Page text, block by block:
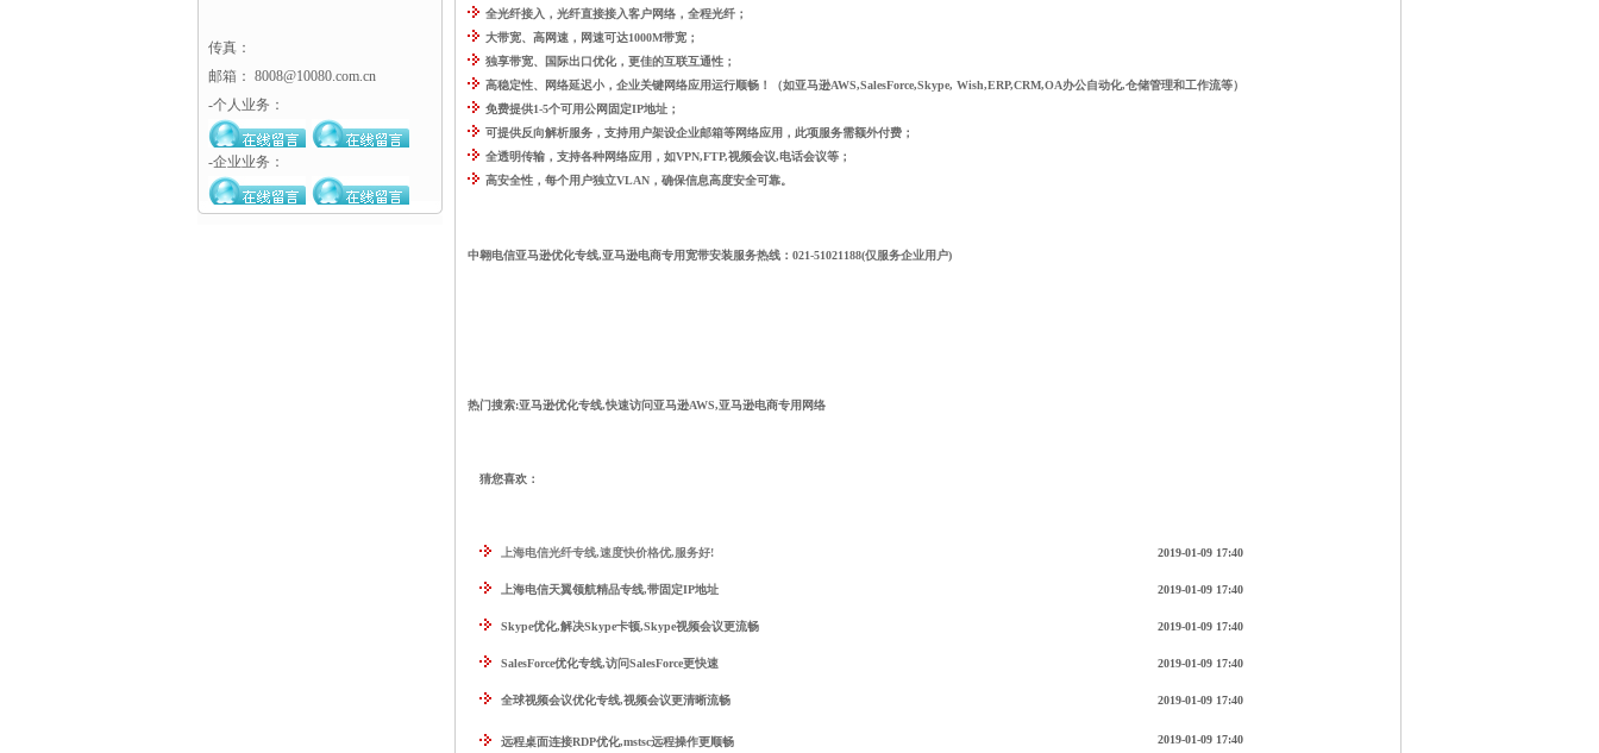
传真：
邮箱： 8008@10080.com.cn
-个人业务：
-企业业务：
全光纤接入 ，光纤直接接入客户网络，全程光纤；
大带宽、高网速 ，网速可达1000M带宽；
独享带宽、国际出口优化，更佳的互联互通性；
高稳定性、网络延迟小，企业关键网络应用运行顺畅！（如亚马逊AWS,SalesForce,Skype, Wish,ERP,CRM,OA办公自动化,仓储管理和工作流等）
免费提供1-5个可用公网固定IP地址；
可提供反向解析服务，支持用户架设企业邮箱等网络应用，此项服务需额外付费；
全透明传输，支持各种网络应用，如VPN,FTP,视频会议,电话会议等；
高安全性，每个用户独立VLAN，确保信息高度安全可靠。
中翱电信亚马逊优化专线,亚马逊电商专用宽带安装服务热线：021-51021188(仅服务企业用户)
热门搜索:亚马逊优化专线,快速访问亚马逊AWS,亚马逊电商专用网络
猜您喜欢：
上海电信光纤专线,速度快价格优,服务好! 2019-01-09 17:40
上海电信天翼领航精品专线,带固定IP地址 2019-01-09 17:40
Skype优化,解决Skype卡顿,Skype视频会议更流畅 2019-01-09 17:40
SalesForce优化专线,访问SalesForce更快速 2019-01-09 17:40
全球视频会议优化专线,视频会议更清晰流畅 2019-01-09 17:40
远程桌面连接RDP优化,mstsc远程操作更顺畅 2019-01-09 17:40